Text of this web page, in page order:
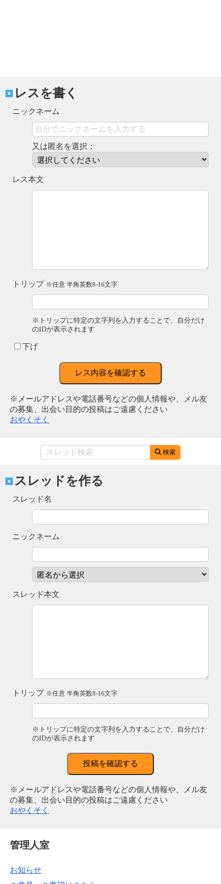
レスを書く
ニックネーム
又は匿名を選択：
レス本文
トリップ ※任意 半角英数8-16文字
※トリップに特定の文字列を入力することで、自分だけ
のIDが表示されます
下げ
レス内容を確認する
※メールアドレスや電話番号などの個人情報や、メル友
の募集、出会い目的の投稿はご遠慮ください
おやくそく
検索
スレッドを作る
スレッド名
ニックネーム
スレッド本文
トリップ ※任意 半角英数8-16文字
※トリップに特定の文字列を入力することで、自分だけ
のIDが表示されます
投稿を確認する
※メールアドレスや電話番号などの個人情報や、メル友
の募集、出会い目的の投稿はご遠慮ください
おやくそく
管理人室
お知らせ